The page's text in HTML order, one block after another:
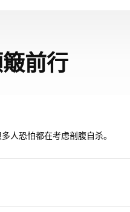
前行
人恐怕都在考虑剖腹自杀。